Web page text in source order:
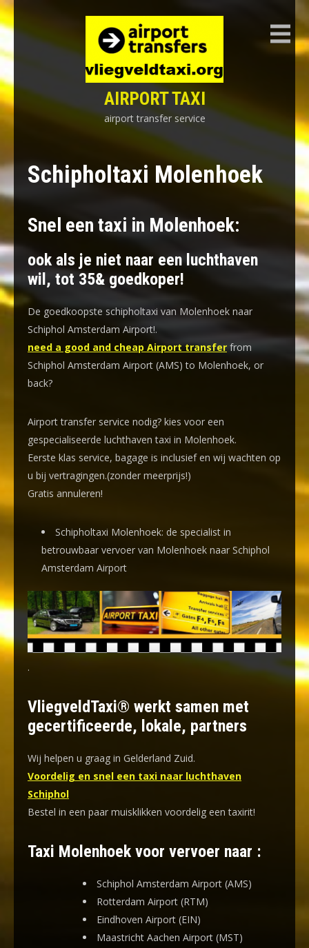
Skip
to
content
AIRPORT TAXI
airport transfer service
Schipholtaxi Molenhoek
Snel een taxi in Molenhoek:
ook als je niet naar een luchthaven
wil, tot 35& goedkoper!
De goedkoopste schipholtaxi van Molenhoek naar
Schiphol Amsterdam Airport!.
need a good and cheap Airport transfer from
Schiphol Amsterdam Airport (AMS) to Molenhoek, or
back?
Airport transfer service nodig? kies voor een
gespecialiseerde luchthaven taxi in Molenhoek.
Eerste klas service, bagage is inclusief en wij wachten op
u bij vertragingen.(zonder meerprijs!)
Gratis annuleren!
Schipholtaxi Molenhoek: de specialist in
betrouwbaar vervoer van Molenhoek naar Schiphol
Amsterdam Airport
.
VliegveldTaxi® werkt samen met
gecertificeerde, lokale, partners
Wij helpen u graag in Gelderland Zuid.
Voordelig en snel een taxi naar luchthaven
Schiphol
Bestel in een paar muisklikken voordelig een taxirit!
Taxi Molenhoek voor vervoer naar :
Schiphol Amsterdam Airport (AMS)
Rotterdam Airport (RTM)
Eindhoven Airport (EIN)
Maastricht Aachen Airport (MST)